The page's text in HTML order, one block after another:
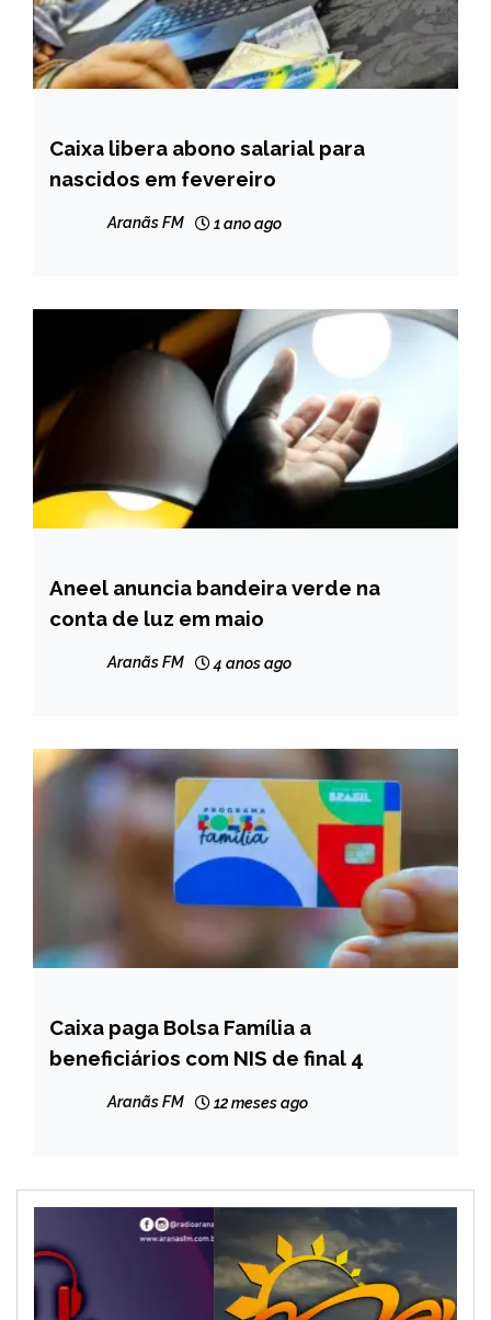
BRASIL
NOTÍCIAS
Caixa libera abono salarial para
nascidos em fevereiro
Aranãs FM 1 ano ago
BRASIL
NOTÍCIAS
Aneel anuncia bandeira verde na
conta de luz em maio
Aranãs FM 4 anos ago
BRASIL
NOTÍCIAS
Caixa paga Bolsa Família a
beneficiários com NIS de final 4
Aranãs FM 12 meses ago